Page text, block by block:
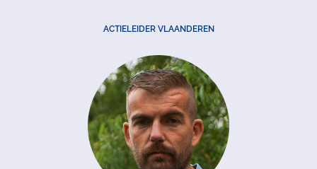
ACTIELEIDER VLAANDEREN